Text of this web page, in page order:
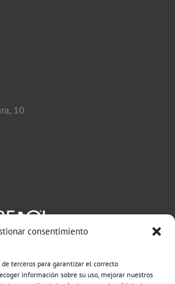
consentimiento
terceros para garantizar el correcto
información sobre su uso, mejorar nuestros
10
RRSS: